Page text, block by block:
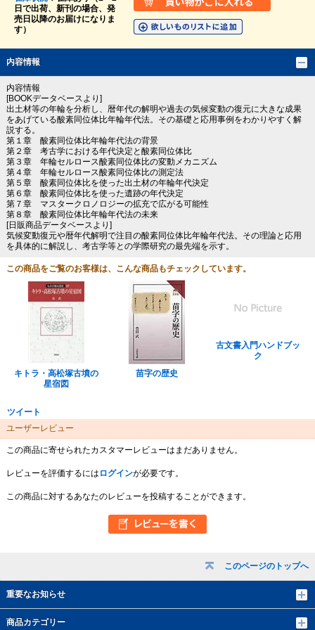
このページのトップへ
重要なお知らせ
商品カテゴリー
日で出荷、新刊の場合、発
売日以降のお届けになりま
す）
内容情報
内容情報
[BOOKデータベースより]
出土材等の年輪を分析し、暦年代の解明や過去の気候変動の復元に大きな成果
をあげている酸素同位体比年輪年代法。その基礎と応用事例をわかりやすく解
説する。
第１章 酸素同位体比年輪年代法の背景
第２章 考古学における年代決定と酸素同位体比
第３章 年輪セルロース酸素同位体比の変動メカニズム
第４章 年輪セルロース酸素同位体比の測定法
第５章 酸素同位体比を使った出土材の年輪年代決定
第６章 酸素同位体比を使った遺跡の年代決定
第７章 マスタークロノロジーの拡充で広がる可能性
第８章 酸素同位体比年輪年代法の未来
[日販商品データベースより]
気候変動復元や暦年代解明で注目の酸素同位体比年輪年代法。その理論と応用
を具体的に解説し、考古学等との学際研究の最先端を示す。
この商品をご覧のお客様は、こんな商品もチェックしています。
キトラ・高松塚古墳の
星宿図
苗字の歴史
古文書入門ハンドブッ
ク
ツイート
ユーザーレビュー
この商品に寄せられたカスタマーレビューはまだありません。
レビューを評価するには ログインが必要です。
この商品に対するあなたのレビューを投稿することができます。